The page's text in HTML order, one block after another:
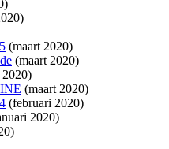
(maart 2020)
(maart 2020)
2020)
(maart 2020)
(februari 2020)
2020)